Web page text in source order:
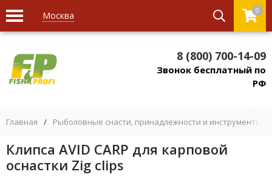
Москва 0
8 (800) 700-14-09
Звонок бесплатный по
РФ
Главная / Рыболовные снасти, принадлежности и инструменты
Клипса AVID CARP для карповой
оснастки Zig clips